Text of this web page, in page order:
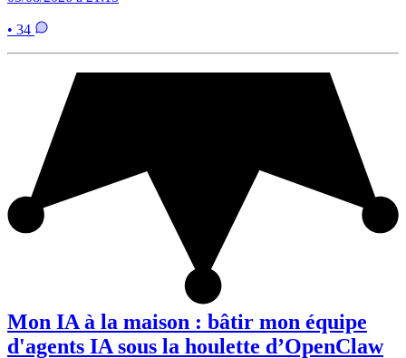
• 34
Mon IA à la maison : bâtir mon équipe
d'agents IA sous la houlette d’OpenClaw